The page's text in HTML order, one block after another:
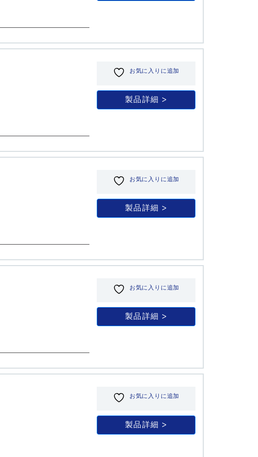
お気に入りに追加
製品詳細
お気に入りに追加
製品詳細
お気に入りに追加
製品詳細
お気に入りに追加
製品詳細